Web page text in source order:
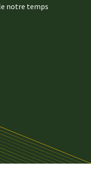
notre temps